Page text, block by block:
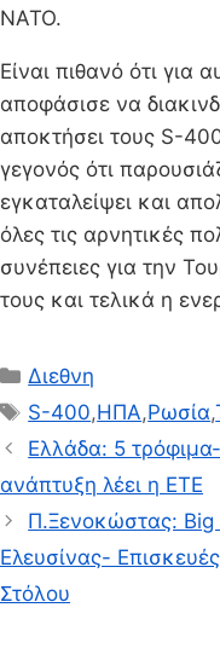
ΝΑΤΟ.
Είναι πιθανό ότι για
αποφάσισε να
αποκτήσει τους S-
γεγονός ότι
εγκαταλείψει και
όλες τις αρνητικές
συνέπειες για την
τους και τελικά η
Κατηγορίες
Διεθνη
Ετικέτες
S-400,ΗΠΑ,Ρωσία,
Ελλάδα: 5
ανάπτυξη λέει η ΕΤΕ
Π.Ξενοκώστας: Big
Ελευσίνας-
Στόλου